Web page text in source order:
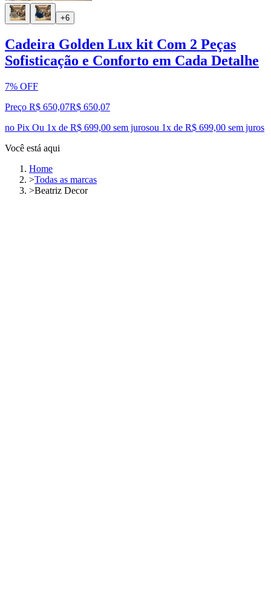
+6
Cadeira Golden Lux kit Com 2 Peças
Sofisticação e Conforto em Cada Detalhe
7% OFF
Preço R$ 650,07R$ 650,07
no Pix Ou 1x de R$ 699,00 sem jurosou 1x de R$ 699,00 sem juros
Você está aqui
Home
>Todas as marcas
>Beatriz Decor